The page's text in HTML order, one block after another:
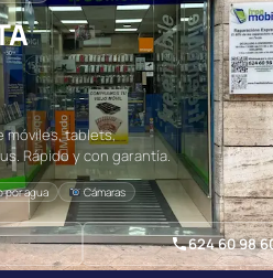
móviles, tablets,
Rápido y con garantía.
por agua Cámaras
624 60 98